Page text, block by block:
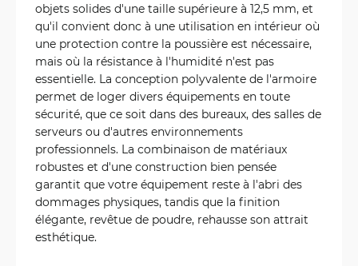
objets solides d'une taille supérieure à 12,5 mm, et
qu'il convient donc à une utilisation en intérieur où
une protection contre la poussière est nécessaire,
mais où la résistance à l'humidité n'est pas
essentielle. La conception polyvalente de l'armoire
permet de loger divers équipements en toute
sécurité, que ce soit dans des bureaux, des salles de
serveurs ou d'autres environnements
professionnels. La combinaison de matériaux
robustes et d'une construction bien pensée
garantit que votre équipement reste à l'abri des
dommages physiques, tandis que la finition
élégante, revêtue de poudre, rehausse son attrait
esthétique.